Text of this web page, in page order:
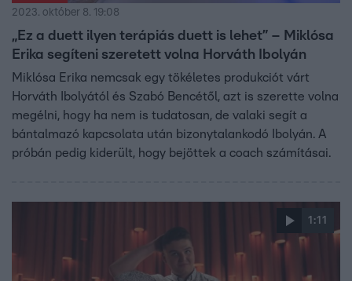
2023. október 8. 19:08
„Ez a duett ilyen terápiás duett is lehet” – Miklósa
Erika segíteni szeretett volna Horváth Ibolyán
Miklósa Erika nemcsak egy tökéletes produkciót várt
Horváth Ibolyától és Szabó Bencétől, azt is szerette volna
megélni, hogy ha nem is tudatosan, de valaki segít a
bántalmazó kapcsolata után bizonytalankodó Ibolyán. A
próbán pedig kiderült, hogy bejöttek a coach számításai.
1:11